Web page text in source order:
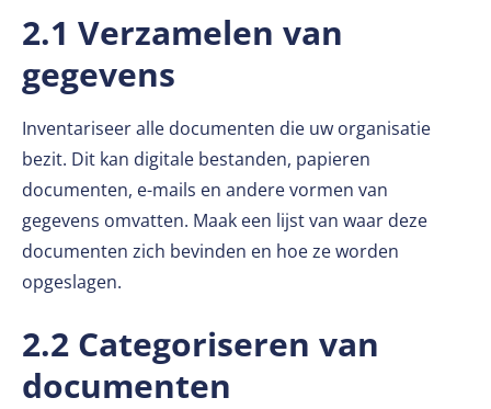
2.1 Verzamelen van
gegevens
Inventariseer alle documenten die uw organisatie
bezit. Dit kan digitale bestanden, papieren
documenten, e-mails en andere vormen van
gegevens omvatten. Maak een lijst van waar deze
documenten zich bevinden en hoe ze worden
opgeslagen.
2.2 Categoriseren van
documenten